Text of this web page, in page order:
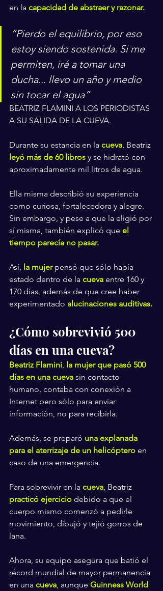
en la capacidad de abstraer y razonar.
“Pierdo el equilibrio, por eso
estoy siendo sostenida. Si me
permiten, iré a tomar una
ducha... llevo un año y medio
sin tocar el agua”
BEATRIZ FLAMINI A LOS PERIODISTAS
A SU SALIDA DE LA CUEVA.
Durante su estancia en la cueva, Beatriz
leyó más de 60 libros y se hidrató con
aproximadamente mil litros de agua.
Ella misma describió su experiencia
como curiosa, fortalecedora y alegre.
Sin embargo, y pese a que la eligió por
sí misma, también explicó que el
tiempo parecía no pasar.
Así, la mujer pensó que sólo había
estado dentro de la cueva entre 160 y
170 días, además de que cree haber
experimentado alucinaciones auditivas.
¿Cómo sobrevivió 500
días en una cueva?
Beatriz Flamini, la mujer que pasó 500
días en una cueva sin contacto
humano, contaba con conexión a
Internet pero sólo para enviar
información, no para recibirla.
Además, se preparó una explanada
para el aterrizaje de un helicóptero en
caso de una emergencia.
Para sobrevivir en la cueva, Beatriz
practicó ejercicio debido a que el
cuerpo mismo comenzó a pedirle
movimiento, dibujó y tejió gorros de
lana.
Ahora, su equipo asegura que batió el
récord mundial de mayor permanencia
en una cueva, aunque Guinness World